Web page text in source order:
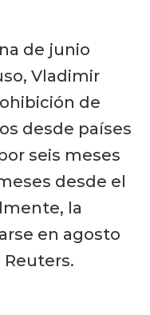
de junio
Vladimir
de
desde países
seis meses
desde el
la
en agosto